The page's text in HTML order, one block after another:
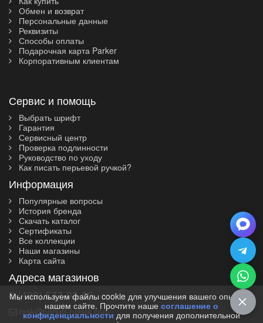
Обмен и возврат
Персональные данные
Реквизиты
Способы оплаты
Подарочная карта Parker
Корпоративным клиентам
Сервис и помощь
Выбрать шрифт
Гарантия
Сервисный центр
Проверка подлинности
Руководство по уходу
Как писать перьевой ручкой?
Информация
Популярные вопросы
История бренда
Скачать каталог
Сертификаты
Все коллекции
Наши магазины
Карта сайта
Адреса магазинов
8 (499) 577-03-60
msk@parker-russia.com
Мы используем файлы cookie для улучшения вашего опыта на
нашем сайте. Прочтите наше соглашение о
конфиденциальности для получения дополнительной